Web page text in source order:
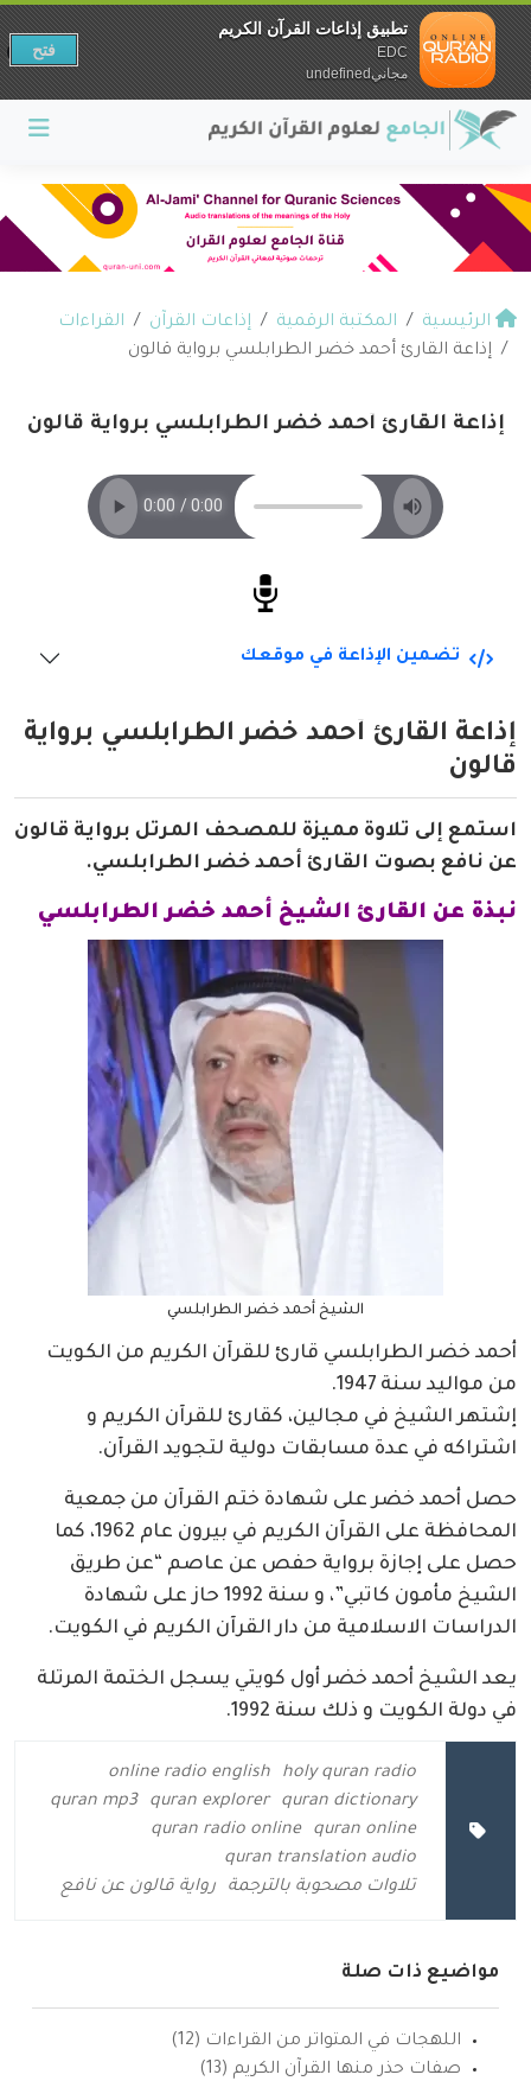
الرئيسية المكتبة الرقمية إذاعات القرآن
القراءات
إذاعة القارئ أحمد خضر الطرابلسي برواية قالون
إذاعة القارئ أحمد خضر الطرابلسي برواية قالون
تضمين الإذاعة في موقعك
إذاعة القارئ أحمد خضر الطرابلسي برواية
قالون
استمع إلى تلاوة مميزة للمصحف المرتل برواية قالون
عن نافع بصوت القارئ أحمد خضر الطرابلسي.
نبذة عن القارئ الشيخ أحمد خضر الطرابلسي
الشيخ أحمد خضر الطرابلسي
أحمد خضر الطرابلسي قارئ للقرآن الكريم من الكويت
من مواليد سنة 1947.
إشتهر الشيخ في مجالين، كقارئ للقرآن الكريم و
اشتراكه في عدة مسابقات دولية لتجويد القرآن.
حصل أحمد خضر على شهادة ختم القرآن من جمعية
المحافظة على القرآن الكريم في بيرون عام 1962، كما
حصل على إجازة برواية حفص عن عاصم “عن طريق
الشيخ مأمون كاتبي”، و سنة 1992 حاز على شهادة
الدراسات الاسلامية من دار القرآن الكريم في الكويت.
يعد الشيخ أحمد خضر أول كويتي يسجل الختمة المرتلة
في دولة الكويت و ذلك سنة 1992.
holy quran radio
online radio english
quran dictionary
quran explorer
quran mp3
quran online
quran radio online
quran translation audio
تلاوات مصحوبة بالترجمة
رواية قالون عن نافع
مواضيع ذات صلة
اللهجات في المتواتر من القراءات (12)
صفات حذر منها القرآن الكريم (13)
تطبيق إذاعات القرآن الكريم
EDC
مجانيundefined
فتح